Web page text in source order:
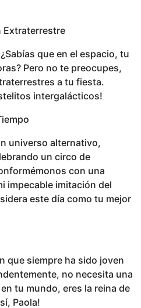
Extraterrestre
que en el espacio, tu
Pero no te preocupes,
a tu fiesta.
intergalácticos!
universo alternativo,
un circo de
con una
impecable imitación del
este día como tu mejor
que siempre ha sido joven
no necesita una
tu mundo, eres la reina de
Paola!